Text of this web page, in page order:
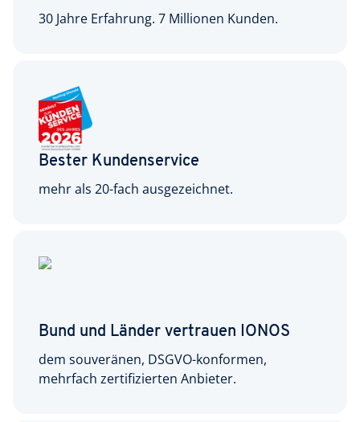
30 Jahre Erfahrung. 7 Millionen Kunden.
Bester Kundenservice
mehr als 20-fach ausgezeichnet.
Bund und Länder vertrauen IONOS
dem souveränen, DSGVO-konformen,
mehrfach zertifizierten Anbieter.